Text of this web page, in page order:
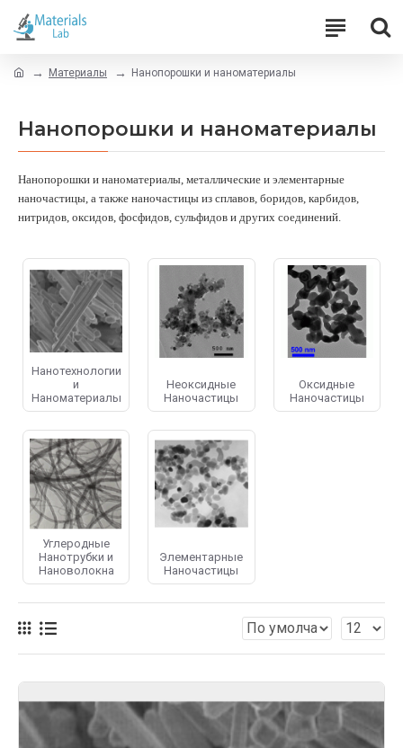
Материалы Нанопорошки и наноматериалы
Нанопорошки и наноматериалы
Нанопорошки и наноматериалы, металлические и элементарные
наночастицы, а также наночастицы из сплавов, боридов, карбидов,
нитридов, оксидов, фосфидов, сульфидов и других соединений.
Нанотехнологии
и
Наноматериалы
Неоксидные
Наночастицы
Оксидные
Наночастицы
Углеродные
Нанотрубки и
Нановолокна
Элементарные
Наночастицы